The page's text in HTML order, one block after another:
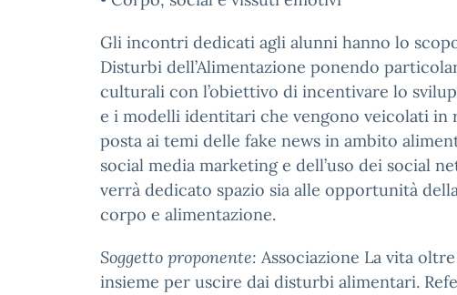
Gli incontri dedicati agli alunni hanno lo
Disturbi dell’Alimentazione ponendo
culturali con l’obiettivo di incentivare lo
e i modelli identitari che vengono veicolati
posta ai temi delle fake news in ambito
social media marketing e dell’uso dei social
verrà dedicato spazio sia alle opportunità
corpo e alimentazione.
Soggetto proponente: Associazione La vita
insieme per uscire dai disturbi alimentari.